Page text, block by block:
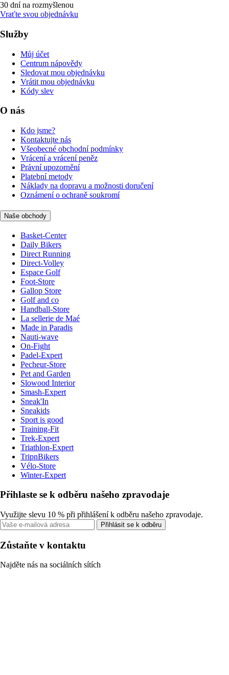
30 dní na rozmyšlenou
Vraťte svou objednávku
Služby
Můj účet
Centrum nápovědy
Sledovat mou objednávku
Vrátit mou objednávku
Kódy slev
O nás
Kdo jsme?
Kontaktujte nás
Všeobecné obchodní podmínky
Vrácení a vrácení peněz
Právní upozornění
Platební metody
Náklady na dopravu a možnosti doručení
Oznámení o ochraně soukromí
Naše obchody
Basket-Center
Daily Bikers
Direct Running
Direct-Volley
Espace Golf
Foot-Store
Gallop Store
Golf and co
Handball-Store
La sellerie de Maé
Made in Paradis
Nauti-wave
On-Fight
Padel-Expert
Pecheur-Store
Pet and Garden
Slowood Interior
Smash-Expert
Sneak'In
Sneakids
Sport is good
Training-Fit
Trek-Expert
Triathlon-Expert
TripnBikers
Vélo-Store
Winter-Expert
Přihlaste se k odběru našeho zpravodaje
Využijte slevu 10 % při přihlášení k odběru našeho zpravodaje.
Přihlásit se k odběru
Zůstaňte v kontaktu
Najděte nás na sociálních sítích